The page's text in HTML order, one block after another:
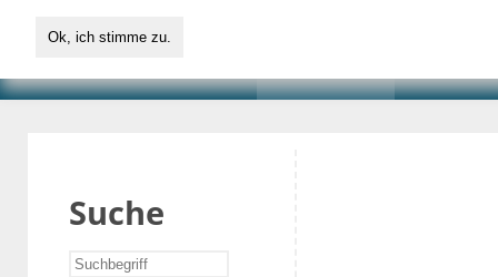
Suche
Ok, ich stimme zu.